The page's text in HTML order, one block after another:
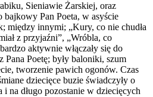
Sieniawie Żarskiej, oraz
bajkowy Pan Poeta, w asyście
między innymi; „Kury, co nie chudła
z przyjaźni”, „Wróbla, co
aktywnie włączały się do
Poetę; były baloniki, szum
tworzenie pawich ogonów. Czas
dziecięce buzie świadczyły o
i na długo pozostanie w dziecięcych